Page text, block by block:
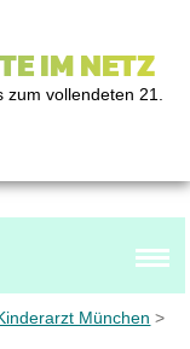
IM NETZ
vollendeten 21.
München >